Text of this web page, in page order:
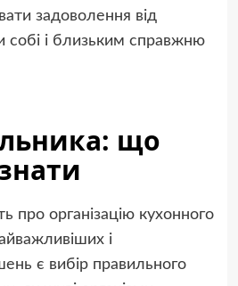
задоволення від
собі і близьким справжню
що
про організацію кухонного
і
є вибір правильного